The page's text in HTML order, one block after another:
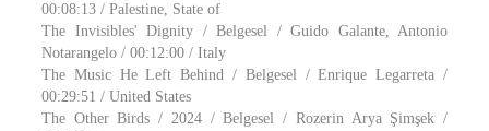
00:08:13 / Palestine, State of
The Invisibles' Dignity / Belgesel / Guido Galante, Antonio
Notarangelo / 00:12:00 / Italy
The Music He Left Behind / Belgesel / Enrique Legarreta /
00:29:51 / United States
The Other Birds / 2024 / Belgesel / Rozerin Arya Şimşek /